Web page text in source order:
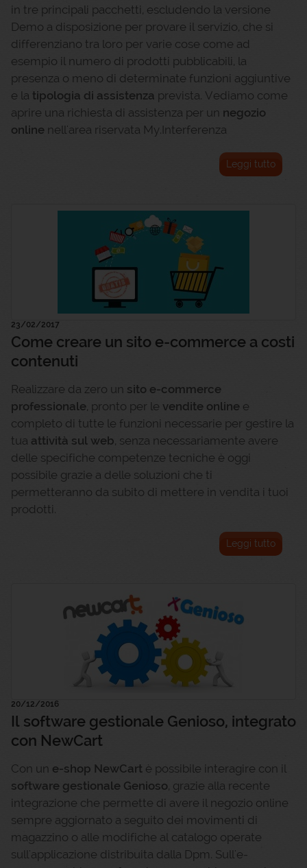
in tre principali pacchetti, escludendo la versione
Demo a disposizione per provare il servizio, che si
differenziano tra loro per varie cose come ad
esempio il numero di prodotti pubblicabili, la
presenza o meno di determinate funzioni aggiuntive
e la tipologia di assistenza prevista. Vediamo come
aprire una richiesta di assistenza per un negozio
online nell'area riservata My.Interferenza
Leggi tutto
23/02/2017
Come creare un sito e-commerce a costi
contenuti
Realizzare da zero un sito e-commerce
professionale , pronto per le vendite online e
completo di tutte le funzioni necessarie per gestire la
tua attività sul web , senza necessariamente avere
delle specifiche competenze tecniche è oggi
possibile grazie a delle soluzioni che ti
permetteranno da subito di mettere in vendita i tuoi
prodotti.
Leggi tutto
20/12/2016
Il software gestionale Genioso, integrato
con NewCart
Con un e-shop NewCart è possibile interagire con il
software gestionale Genioso , grazie alla recente
integrazione che permette di avere il negozio online
sempre aggiornato a seguito dei movimenti di
magazzino o alle modifiche al catalogo operate
sull'applicazione distribuita dalla Dpm. Sull'e-